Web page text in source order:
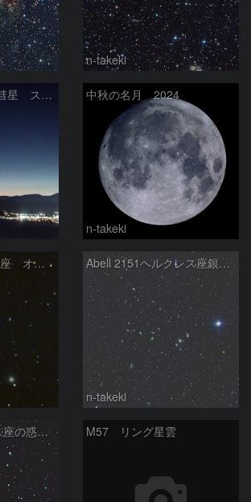
n-takeki
紫金山・アトラス彗星 スマートフォンで撮影 中秋の名月 2024
n-takeki
UGC10214 りゅう座 オタマジャクシ銀河 Abell 2151ヘルクレス座銀河団
n-takeki
Abell39 ヘラクレス座の惑星状星雲 M57 リング星雲